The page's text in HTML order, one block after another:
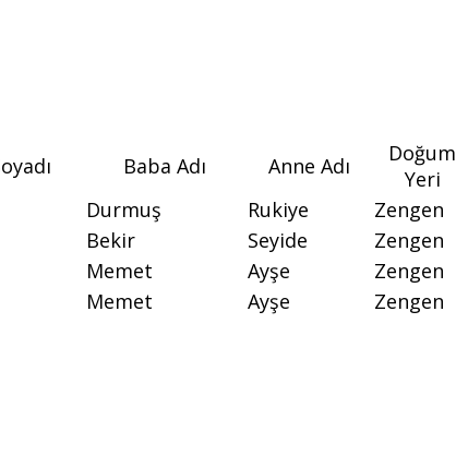
Baba Adı Anne Adı
Doğum
Yeri
Durmuş Rukiye Zengen
Bekir Seyide Zengen
Memet Ayşe Zengen
Memet Ayşe Zengen